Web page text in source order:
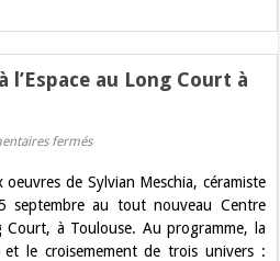
au Long Court à
ferméssur
bien-
être
l’Espace
au
de Sylvian Meschia, céramiste
septembre au tout nouveau Centre
à Toulouse. Au programme, la
le croisemement de trois univers :